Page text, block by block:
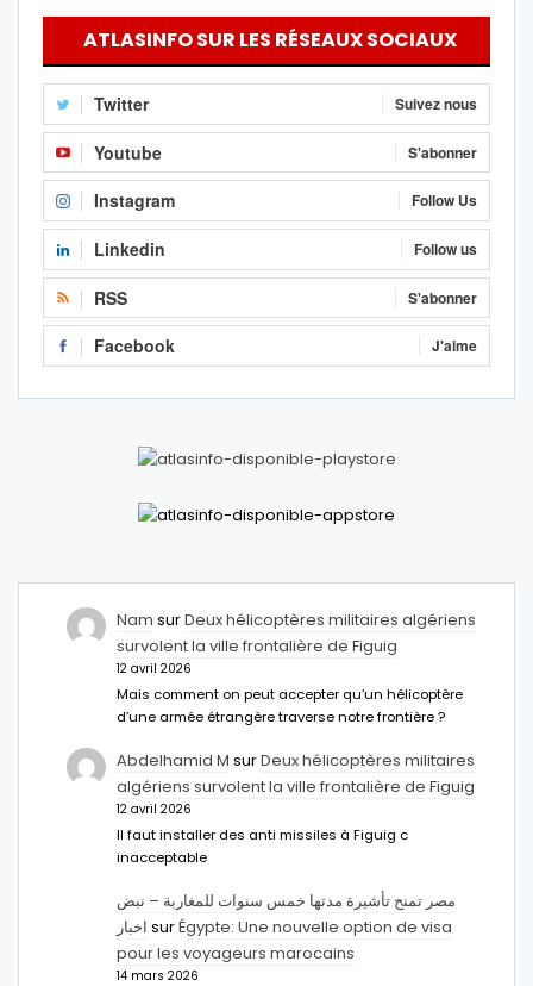
ATLASINFO SUR LES RÉSEAUX SOCIAUX
Twitter Suivez nous
Youtube S'abonner
Instagram Follow Us
Linkedin Follow us
RSS S'abonner
Facebook J'aime
Nam surDeux hélicoptères militaires algériens
survolent la ville frontalière de Figuig
12 avril 2026
Mais comment on peut accepter qu’un hélicoptère
d’une armée étrangère traverse notre frontière ?
Abdelhamid M surDeux hélicoptères militaires
algériens survolent la ville frontalière de Figuig
12 avril 2026
Il faut installer des anti missiles à Figuig c
inacceptable
مصر تمنح تأشيرة مدتها خمس سنوات للمغاربة – نبض
اخبار surÉgypte: Une nouvelle option de visa
pour les voyageurs marocains
14 mars 2026